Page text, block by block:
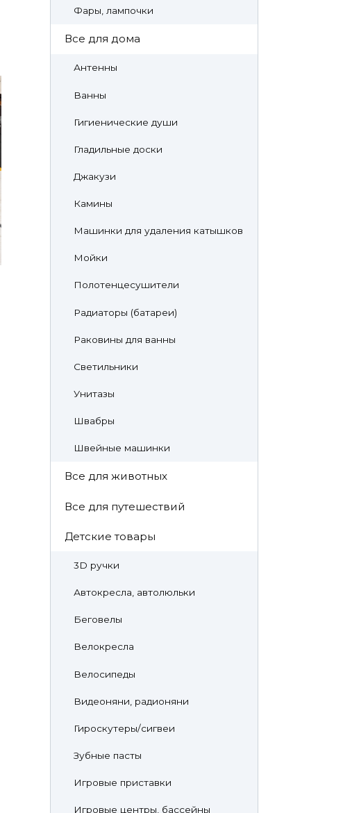
Фары, лампочки
Все для дома
Антенны
Ванны
Гигиенические души
Гладильные доски
Джакузи
Камины
Машинки для удаления катышков
Мойки
Полотенцесушители
Радиаторы (батареи)
Раковины для ванны
Светильники
Унитазы
Швабры
Швейные машинки
Все для животных
Все для путешествий
Детские товары
3D ручки
Автокресла, автолюльки
Беговелы
Велокресла
Велосипеды
Видеоняни, радионяни
Гироскутеры/сигвеи
Зубные пасты
Игровые приставки
Игровые центры, бассейны